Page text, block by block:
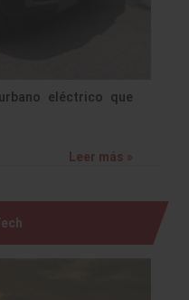
eléctrico que
Leer más »